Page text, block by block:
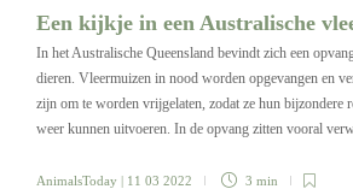
Een kijkje in een Australische
In het Australische Queensland bevindt zich een
dieren. Vleermuizen in nood worden opgevangen en
zijn om te worden vrijgelaten, zodat ze hun bijzondere
weer kunnen uitvoeren. In de opvang zitten vooral
AnimalsToday | 11 03 2022 3 min